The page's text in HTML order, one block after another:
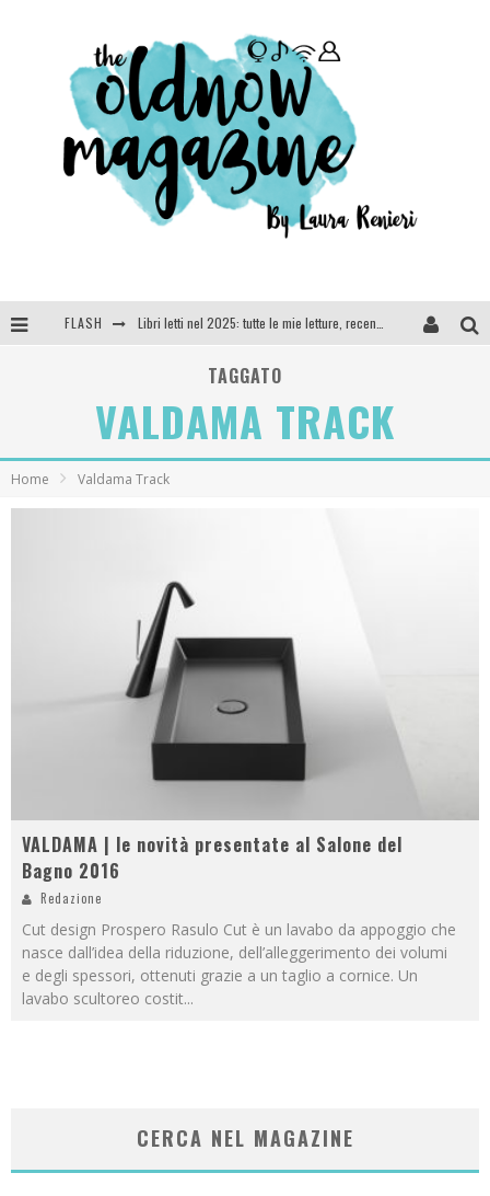
FLASH
SEE YOU AT 5 | Chanel
Anya Taylor-Joy, Jisoo e Willow Smith protagoniste della nuova campagna Dior Addict
TAGGATO
VALDAMA TRACK
Home Valdama Track
VALDAMA | le novità presentate al Salone del
Bagno 2016
Redazione
Cut design Prospero Rasulo Cut è un lavabo da appoggio che
nasce dall’idea della riduzione, dell’alleggerimento dei volumi
e degli spessori, ottenuti grazie a un taglio a cornice. Un
lavabo scultoreo costit...
CERCA NEL MAGAZINE